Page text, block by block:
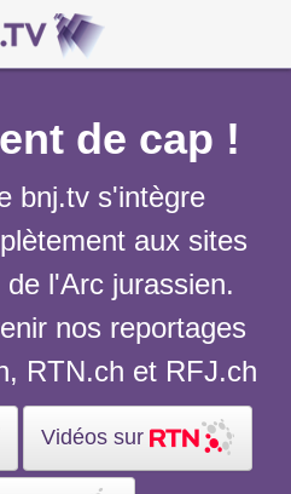
de cap !
bnj.tv s'intègre
aux sites
l'Arc jurassien.
nos reportages
RTN.ch et RFJ.ch
Vidéos sur